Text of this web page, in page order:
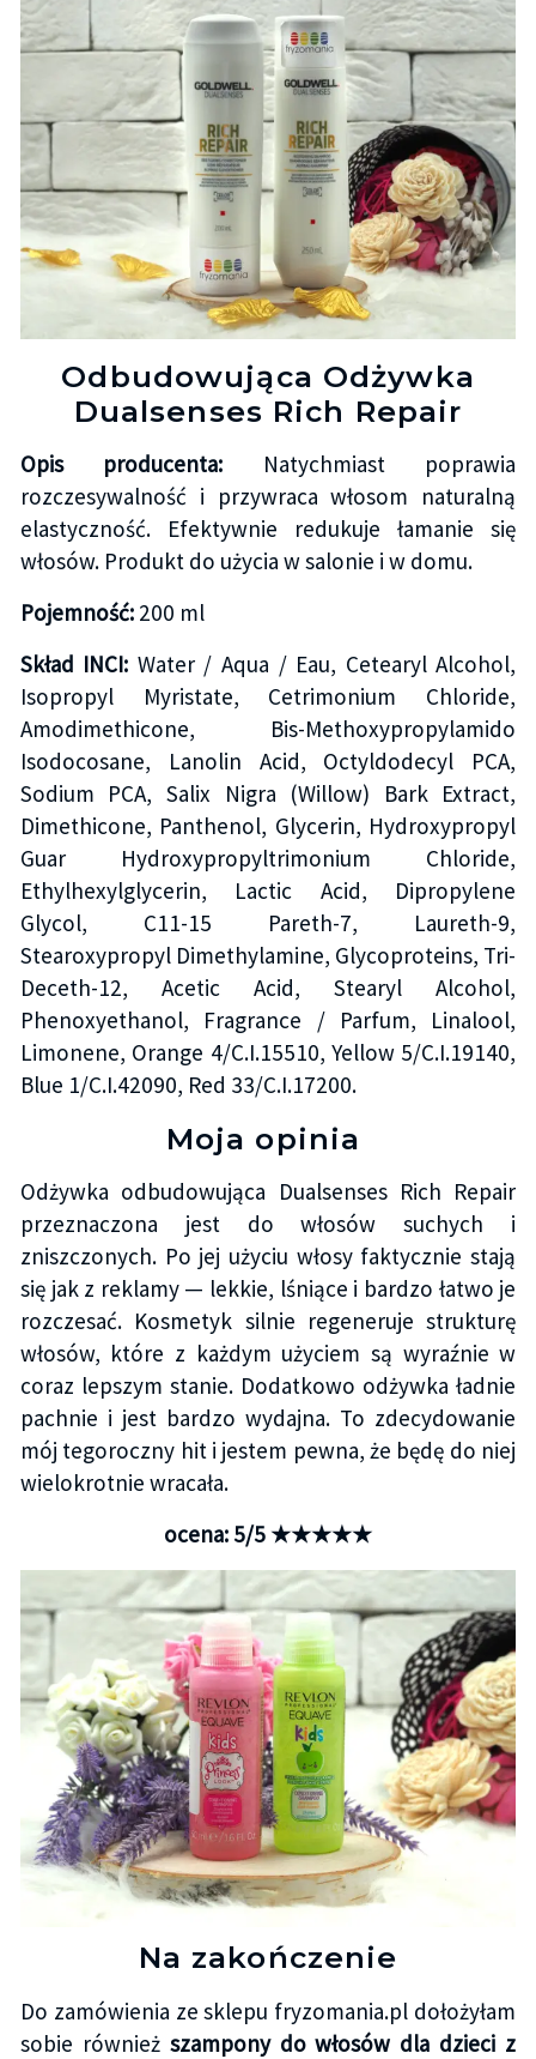
Odbudowująca Odżywka
Dualsenses Rich Repair
Opis producenta: Natychmiast poprawia
rozczesywalność i przywraca włosom naturalną
elastyczność. Efektywnie redukuje łamanie się
włosów. Produkt do użycia w salonie i w domu.
Pojemność:200 ml
Skład INCI: Water / Aqua / Eau, Cetearyl Alcohol,
Isopropyl Myristate, Cetrimonium Chloride,
Amodimethicone, Bis-Methoxypropylamido
Isodocosane, Lanolin Acid, Octyldodecyl PCA,
Sodium PCA, Salix Nigra (Willow) Bark Extract,
Dimethicone, Panthenol, Glycerin, Hydroxypropyl
Guar Hydroxypropyltrimonium Chloride,
Ethylhexylglycerin, Lactic Acid, Dipropylene
Glycol, C11-15 Pareth-7, Laureth-9,
Stearoxypropyl Dimethylamine, Glycoproteins, Tri-
Deceth-12, Acetic Acid, Stearyl Alcohol,
Phenoxyethanol, Fragrance / Parfum, Linalool,
Limonene, Orange 4/C.I.15510, Yellow 5/C.I.19140,
Blue 1/C.I.42090, Red 33/C.I.17200.
Moja opinia
Odżywka odbudowująca Dualsenses Rich Repair
przeznaczona jest do włosów suchych i
zniszczonych. Po jej użyciu włosy faktycznie stają
się jak z reklamy — lekkie, lśniące i bardzo łatwo je
rozczesać. Kosmetyk silnie regeneruje strukturę
włosów, które z każdym użyciem są wyraźnie w
coraz lepszym stanie. Dodatkowo odżywka ładnie
pachnie i jest bardzo wydajna. To zdecydowanie
mój tegoroczny hit i jestem pewna, że będę do niej
wielokrotnie wracała.
ocena: 5/5 ★★★★★
Na zakończenie
Do zamówienia ze sklepu fryzomania.pl dołożyłam
sobie również szampony do włosów dla dzieci z